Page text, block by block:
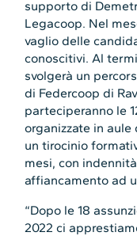
supporto di
Legacoop. Nel
vaglio delle
conoscitivi. Al
svolgerà un
di Federcoop di
parteciperanno le
organizzate in aule
un tirocinio
mesi, con
affiancamento ad
“Dopo le 18
2022 ci